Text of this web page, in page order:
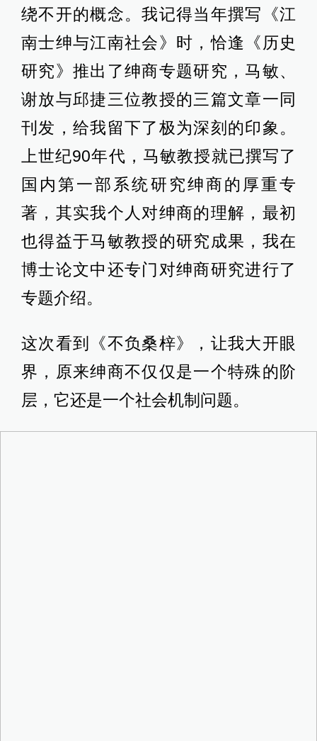
绕不开的概念。我记得当年撰写《江
南士绅与江南社会》时，恰逢《历史
研究》推出了绅商专题研究，马敏、
谢放与邱捷三位教授的三篇文章一同
刊发，给我留下了极为深刻的印象。
上世纪90年代，马敏教授就已撰写了
国内第一部系统研究绅商的厚重专
著，其实我个人对绅商的理解，最初
也得益于马敏教授的研究成果，我在
博士论文中还专门对绅商研究进行了
专题介绍。
这次看到《不负桑梓》，让我大开眼
界，原来绅商不仅仅是一个特殊的阶
层，它还是一个社会机制问题。